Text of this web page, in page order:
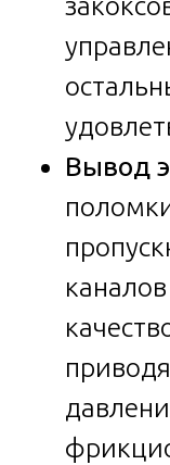
Вывод